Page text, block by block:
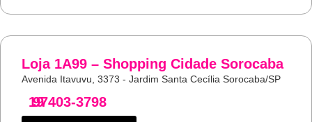
Loja 1A99 – Shopping Cidade Sorocaba
Avenida Itavuvu, 3373 - Jardim Santa Cecília Sorocaba/SP
19
97403-3798